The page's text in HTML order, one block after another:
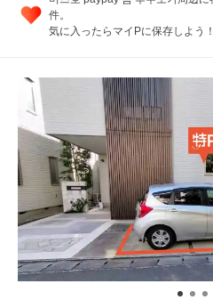
件。
気に入ったらマイPに保存しよう！